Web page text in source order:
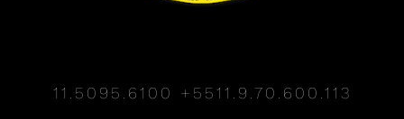
11.5095.6100 +5511.9.70.600.113